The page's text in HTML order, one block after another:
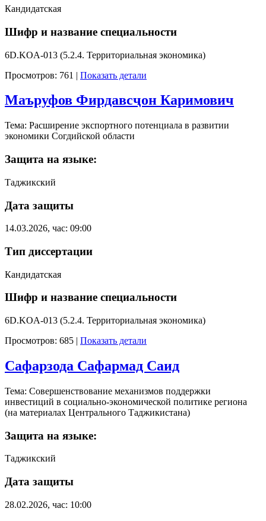
Кандидатская
Шифр и название специальности
6D.KOA-013 (5.2.4. Территориальная экономика)
Просмотров: 761 | Показать детали
Маъруфов Фирдавсҷон Каримович
Тема: Расширение экспортного потенциала в развитии
экономики Согдийской области
Защита на языке:
Таджикский
Дата защиты
14.03.2026, час: 09:00
Тип диссертации
Кандидатская
Шифр и название специальности
6D.KOA-013 (5.2.4. Территориальная экономика)
Просмотров: 685 | Показать детали
Сафарзода Сафармад Саид
Тема: Совершенствование механизмов поддержки
инвестиций в социально-экономической политике региона
(на материалах Центрального Таджикистана)
Защита на языке:
Таджикский
Дата защиты
28.02.2026, час: 10:00